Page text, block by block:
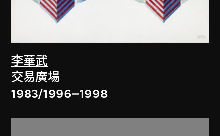
李華武
交易廣場
1983/1996–1998